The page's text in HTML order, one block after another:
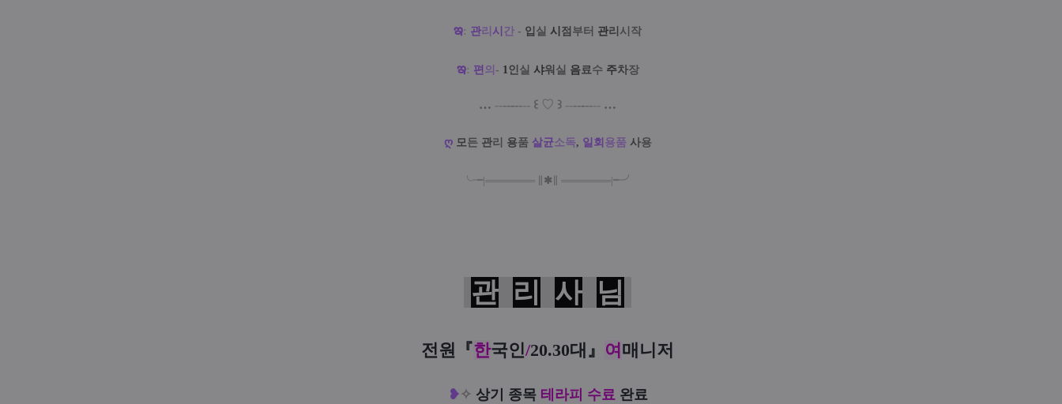
ఇ: 관리 시 간 - 입 실 시 점 부터 관리 시작
ఇ: 편 의 - 1인실 샤워 실 음료수 주차장
… --------- ꒰ ♡ ꒱ --------- …
ღ 모든 관리 용품 살균소독, 일 회 용품 사용
╰╼|═══════ ✱ ═══════|╾╯
관 리 사 님
전원『한국인/20.30대 』 여 매니저
❥ ✧ 상기 종목 테라피 수료완료